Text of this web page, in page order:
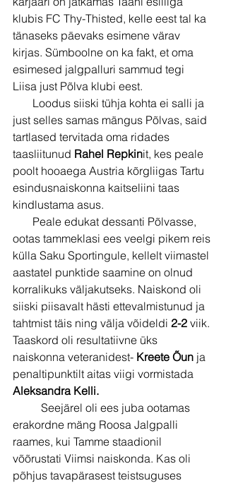
klubis FC Thy-Thisted, kelle eest tal ka
tänaseks päevaks esimene värav
kirjas. Sümboolne on ka fakt, et oma
esimesed jalgpalluri sammud tegi
Liisa just Põlva klubi eest.
Loodus siiski tühja kohta ei salli ja
just selles samas mängus Põlvas, said
tartlased tervitada oma ridades
taasliitunud Rahel Repkinit, kes peale
poolt hooaega Austria kõrgliigas Tartu
esindusnaiskonna kaitseliini taas
kindlustama asus.
Peale edukat dessanti Põlvasse,
ootas tammeklasi ees veelgi pikem reis
külla Saku Sportingule, kellelt viimastel
aastatel punktide saamine on olnud
korralikuks väljakutseks. Naiskond oli
siiski piisavalt hästi ettevalmistunud ja
tahtmist täis ning välja võideldi 2-2 viik.
Taaskord oli resultatiivne üks
naiskonna veteranidest- Kreete Õun ja
penaltipunktilt aitas viigi vormistada
Aleksandra Kelli.
Seejärel oli ees juba ootamas
erakordne mäng Roosa Jalgpalli
raames, kui Tamme staadionil
võõrustati Viimsi naiskonda. Kas oli
põhjus tavapärasest teistsuguses